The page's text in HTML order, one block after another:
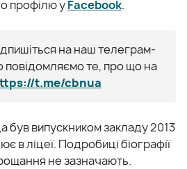
профілю уFacebook.
на наш телеграм-
повідомляємо те, про що на
t.me/cbnua
був випускником закладу 2013
в ліцеї. Подробиці біографії
не зазначають.